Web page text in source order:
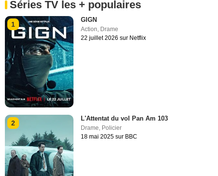
Séries TV les + populaires
1
GIGN
Action Drame
22 juillet 2026 sur Netflix
2
L'Attentat du vol Pan Am 103
Drame, Policier
18 mai 2025 sur BBC